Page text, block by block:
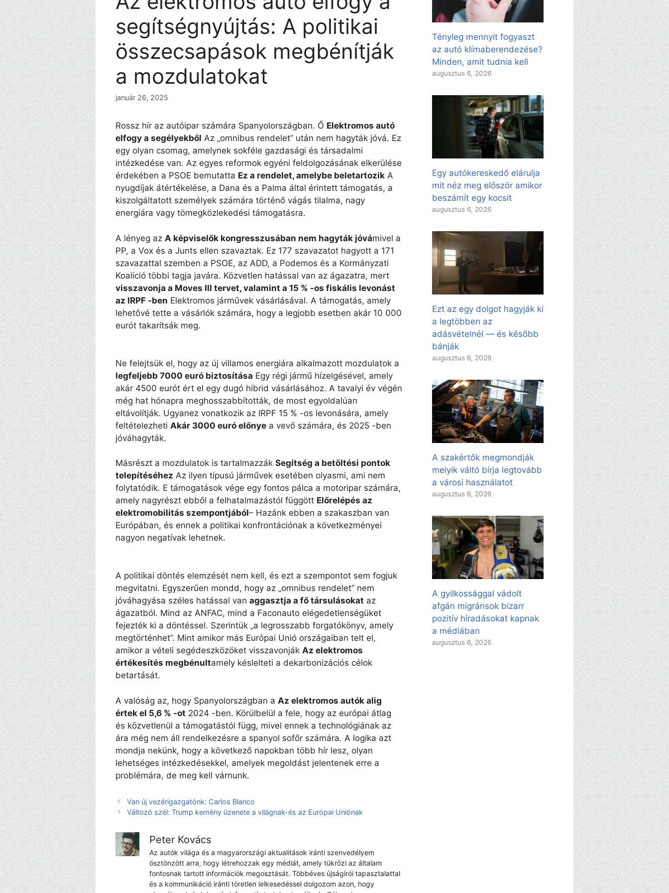
segítségnyújtás: A politikai
összecsapások megbénítják
a mozdulatokat
január 26, 2025
Rossz hír az autóipar számára Spanyolországban. Ő Elektromos autó
elfogy a segélyekből Az „omnibus rendelet” után nem hagyták jóvá. Ez
egy olyan csomag, amelynek sokféle gazdasági és társadalmi
intézkedése van. Az egyes reformok egyéni feldolgozásának elkerülése
érdekében a PSOE bemutatta Ez a rendelet, amelybe beletartozik A
nyugdíjak átértékelése, a Dana és a Palma által érintett támogatás, a
kiszolgáltatott személyek számára történő vágás tilalma, nagy
energiára vagy tömegközlekedési támogatásra.
A lényeg az A képviselők kongresszusában nem hagyták jóvámivel a
PP, a Vox és a Junts ellen szavaztak. Ez 177 szavazatot hagyott a 171
szavazattal szemben a PSOE, az ADD, a Podemos és a Kormányzati
Koalíció többi tagja javára. Közvetlen hatással van az ágazatra, mert
visszavonja a Moves III tervet, valamint a 15 % -os fiskális levonást
az IRPF -ben Elektromos járművek vásárlásával. A támogatás, amely
lehetővé tette a vásárlók számára, hogy a legjobb esetben akár 10 000
eurót takarítsák meg.
Ne felejtsük el, hogy az új villamos energiára alkalmazott mozdulatok a
legfeljebb 7000 euró biztosítása Egy régi jármű hízelgésével, amely
akár 4500 eurót ért el egy dugó hibrid vásárlásához. A tavalyi év végén
még hat hónapra meghosszabbították, de most egyoldalúan
eltávolítják. Ugyanez vonatkozik az IRPF 15 % -os levonására, amely
feltételezheti Akár 3000 euró előnye a vevő számára, és 2025 -ben
jóváhagyták.
Másrészt a mozdulatok is tartalmazzák Segítség a betöltési pontok
telepítéséhez Az ilyen típusú járművek esetében olyasmi, ami nem
folytatódik. E támogatások vége egy fontos pálca a motoripar számára,
amely nagyrészt ebből a felhatalmazástól függött Előrelépés az
elektromobilitás szempontjából– Hazánk ebben a szakaszban van
Európában, és ennek a politikai konfrontációnak a következményei
nagyon negatívak lehetnek.
A politikai döntés elemzését nem kell, és ezt a szempontot sem fogjuk
megvitatni. Egyszerűen mondd, hogy az „omnibus rendelet” nem
jóváhagyása széles hatással van aggasztja a fő társulásokat az
ágazatból. Mind az ANFAC, mind a Faconauto elégedetlenségüket
fejezték ki a döntéssel. Szerintük „a legrosszabb forgatókönyv, amely
megtörténhet”. Mint amikor más Európai Unió országaiban telt el,
amikor a vételi segédeszközöket visszavonják Az elektromos
értékesítés megbénultamely késlelteti a dekarbonizációs célok
betartását.
A valóság az, hogy Spanyolországban a Az elektromos autók alig
értek el 5,6 % -ot 2024 -ben. Körülbelül a fele, hogy az európai átlag
és közvetlenül a támogatástól függ, mivel ennek a technológiának az
ára még nem áll rendelkezésre a spanyol sofőr számára. A logika azt
mondja nekünk, hogy a következő napokban több hír lesz, olyan
lehetséges intézkedésekkel, amelyek megoldást jelentenek erre a
problémára, de meg kell várnunk.
Van új vezérigazgatónk: Carlos Blanco
Változó szél: Trump kemény üzenete a világnak-és az Európai Uniónak
Peter Kovács
Az autók világa és a magyarországi aktualitások iránti szenvedélyem
ösztönzött arra, hogy létrehozzak egy médiát, amely tükrözi az általam
fontosnak tartott információk megosztását. Többéves újságírói tapasztalattal
és a kommunikáció iránti töretlen lelkesedéssel dolgozom azon, hogy
Tényleg mennyit fogyaszt
az autó klímaberendezése?
Minden, amit tudnia kell
augusztus 6, 2026
Egy autókereskedő elárulja
mit néz meg először amikor
beszámít egy kocsit
augusztus 6, 2026
Ezt az egy dolgot hagyják ki
a legtöbben az
adásvételnél — és később
bánják
augusztus 6, 2026
A szakértők megmondják
melyik váltó bírja legtovább
a városi használatot
augusztus 6, 2026
A gyilkossággal vádolt
afgán migránsok bizarr
pozitív híradásokat kapnak
a médiában
augusztus 6, 2026